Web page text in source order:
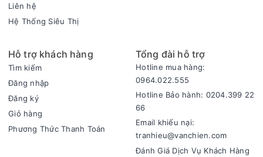
Liên hệ
Hệ Thống Siêu Thị
Hỗ trợ khách hàng
Tìm kiếm
Đăng nhập
Đăng ký
Giỏ hàng
Phương Thức Thanh Toán
Tổng đài hỗ trợ
Hotline mua hàng:
0964.022.555
Hotline Bảo hành: 0204.399 22
66
Email khiếu nại:
tranhieu@vanchien.com
Đánh Giá Dịch Vụ Khách Hàng